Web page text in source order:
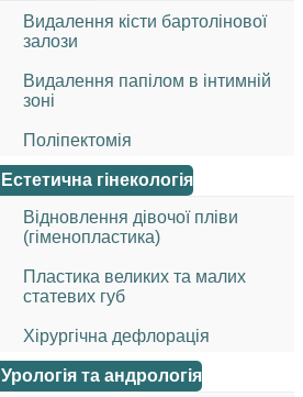
Видалення кісти бартолінової
залози
Видалення папілом в інтимній
зоні
Поліпектомія
Естетична гінекологія
Відновлення дівочої пліви
(гіменопластика)
Пластика великих та малих
статевих губ
Хірургічна дефлорація
Урологія та андрологія